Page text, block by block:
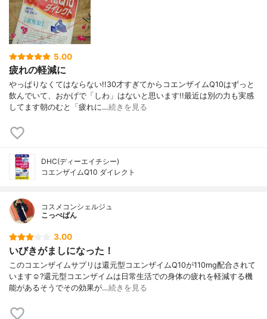
5.00
疲れの軽減に
やっぱりなくてはならない!!30才すぎてからコエンザイムQ10はずっと
飲んでいて、おかげで「しわ」はないと思います!!最近は別の力も実感
してます朝のむと「疲れに…続きを見る
DHC(ディーエイチシー)
コエンザイムQ10 ダイレクト
コスメコンシェルジュ
こっぺぱん
3.00
いびきがましになった！
このコエンザイムサプリは還元型コエンザイムQ10が110mg配合されて
います☺︎?還元型コエンザイムは日常生活での身体の疲れを軽減する機
能があるそうでその効果が…続きを見る